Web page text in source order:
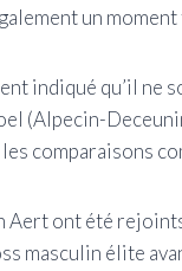
un
indiqué qu’il
(Alpecin-
comparaisons
Aert ont été
masculin élite